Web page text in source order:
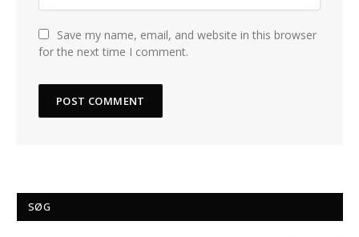
Save my name, email, and website in this browser
for the next time I comment.
SØG